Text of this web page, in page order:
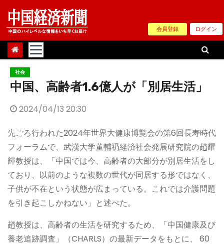
Skip
content
会員登録 ログイン
社会
中国、高齢者1.6億人が「別居生活」
2024/04/13 20:30
先ごろ行われた2024年世界大健康博覧会の第6回長寿時代
フォーラムで、武漢大学董輔礽経済社会発展研究院の趙耀
輝教授は、「中国では今、高齢者の大部分が別居生活をし
ており、以前のような複数の世代が同居する形ではなく、
子供が不在という状態が広まっている。これでは介護問題
を引き起こしかねない」と述べた。
趙教授は、高齢者の生活を研究するため、「中国健康及び
養老追跡調査」（CHARLS）の最新データをもとに、 60